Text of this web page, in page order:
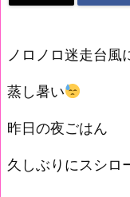
ノロノロ迷走台風
蒸し暑い
昨日の夜ごはん
久しぶりにスシロ